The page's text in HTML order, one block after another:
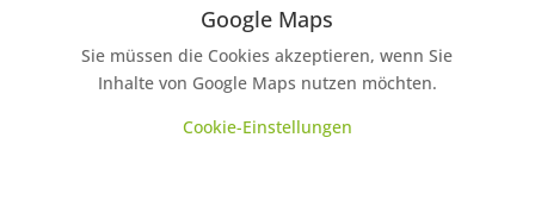
Google Maps
Sie müssen die Cookies akzeptieren, wenn Sie
Inhalte von Google Maps nutzen möchten.
Cookie-Einstellungen